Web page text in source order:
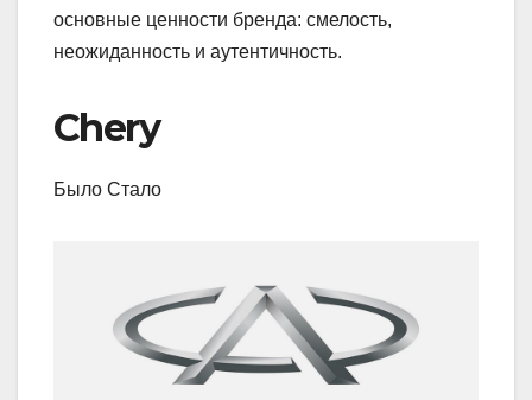
основные ценности бренда: смелость,
неожиданность и аутентичность.
Chery
Было Стало